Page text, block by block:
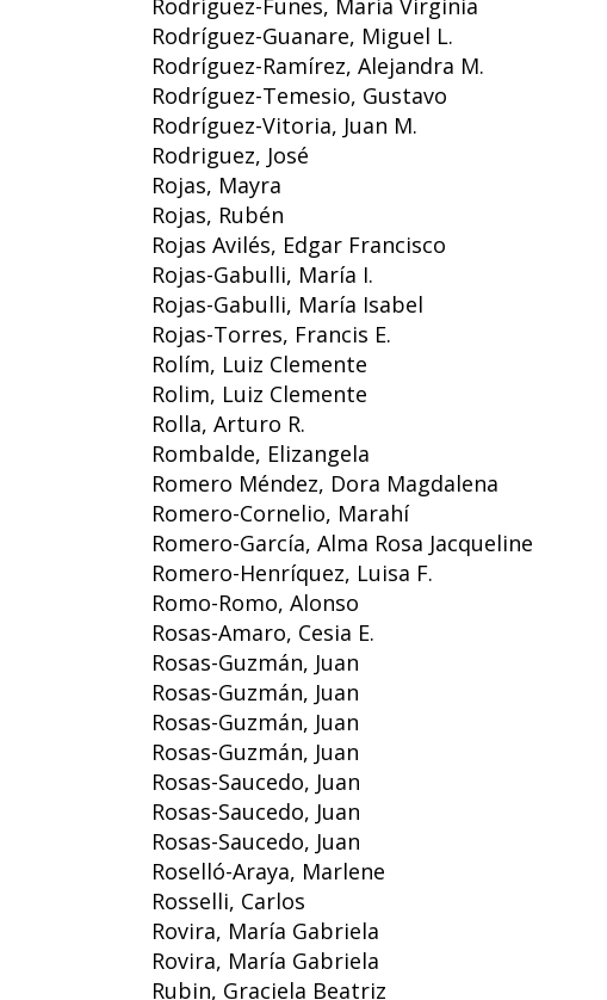
Rodríguez-Guanare, Miguel L.
Rodríguez-Ramírez, Alejandra M.
Rodríguez-Temesio, Gustavo
Rodríguez-Vitoria, Juan M.
Rodriguez, José
Rojas, Mayra
Rojas, Rubén
Rojas Avilés, Edgar Francisco
Rojas-Gabulli, María I.
Rojas-Gabulli, María Isabel
Rojas-Torres, Francis E.
Rolím, Luiz Clemente
Rolim, Luiz Clemente
Rolla, Arturo R.
Rombalde, Elizangela
Romero Méndez, Dora Magdalena
Romero-Cornelio, Marahí
Romero-García, Alma Rosa Jacqueline
Romero-Henríquez, Luisa F.
Romo-Romo, Alonso
Rosas-Amaro, Cesia E.
Rosas-Guzmán, Juan
Rosas-Guzmán, Juan
Rosas-Guzmán, Juan
Rosas-Guzmán, Juan
Rosas-Saucedo, Juan
Rosas-Saucedo, Juan
Rosas-Saucedo, Juan
Roselló-Araya, Marlene
Rosselli, Carlos
Rovira, María Gabriela
Rovira, María Gabriela
Rubin, Graciela Beatriz